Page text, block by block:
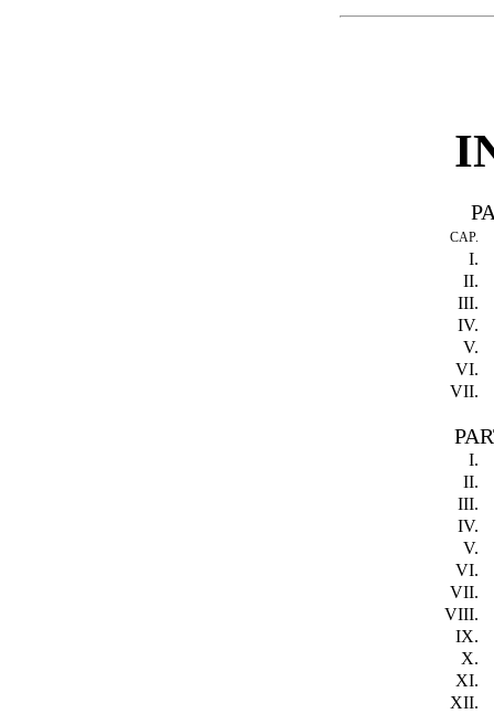
CAP.
I.
II.
III.
IV.
V.
VI.
VII.
I.
II.
III.
IV.
V.
VI.
VII.
VIII.
IX.
X.
XI.
XII.